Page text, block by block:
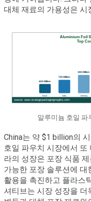
대체 재료의 가용성은 시
알루미늄 호일
China는 약 $1 billion의
호일 파우치 시장에서 또
라의 성장은 포장 식품
가능한 포장 솔루션에 대
활용을 촉진하고 플라스
셔티브는 시장 성장을 더